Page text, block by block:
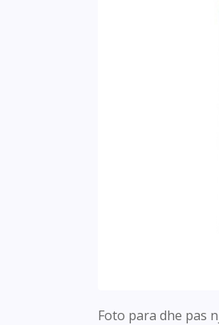
Foto para dhe pas